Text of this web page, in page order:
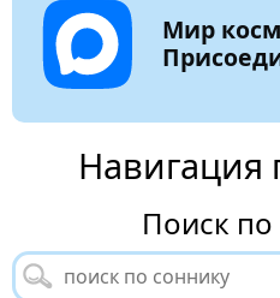
Мир
Навигация
Поиск